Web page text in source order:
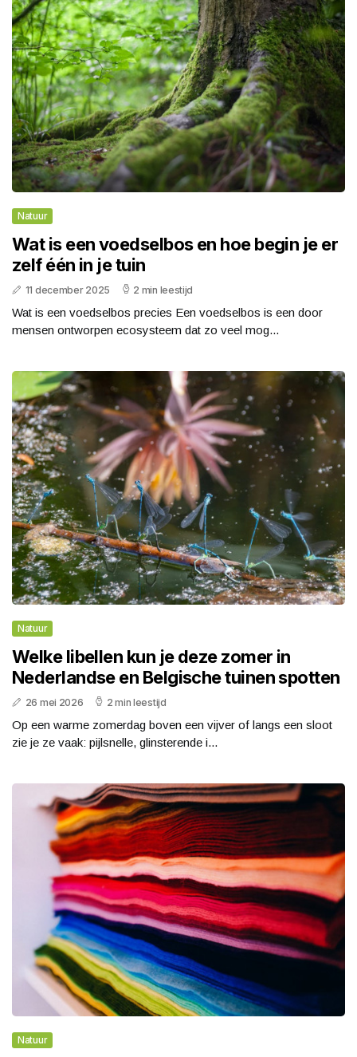
Natuur
Wat is een voedselbos en hoe begin je er
zelf één in je tuin
11 december 2025 2 min leestijd
Wat is een voedselbos precies Een voedselbos is een door
mensen ontworpen ecosysteem dat zo veel mog...
Natuur
Welke libellen kun je deze zomer in
Nederlandse en Belgische tuinen spotten
26 mei 2026 2 min leestijd
Op een warme zomerdag boven een vijver of langs een sloot
zie je ze vaak: pijlsnelle, glinsterende i...
Natuur